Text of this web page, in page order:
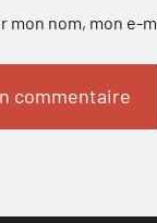
mon nom, mon e-